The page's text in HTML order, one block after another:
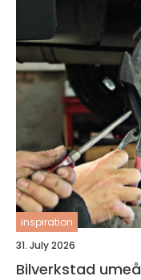
inspiration
31. July 2026
Bilverkstad umeå så hittar du rätt hjälp för